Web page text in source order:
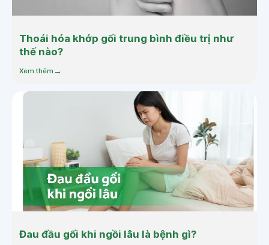
Thoái hóa khớp gối trung bình điều trị như
thế nào?
Xem thêm
Đau đầu gối khi ngồi lâu là bệnh gì?